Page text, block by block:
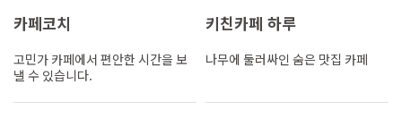
카페코치
고민가 카페에서 편안한 시간을 보
낼 수 있습니다.
키친카페 하루
나무에 둘러싸인 숨은 맛집 카페